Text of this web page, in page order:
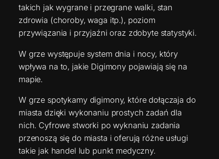
takich jak wygrane i przegrane walki, stan
zdrowia (choroby, waga itp.), poziom
przywiązania i przyjaźni oraz zdobyte statystyki.
W grze występuje system dnia i nocy, który
wpływa na to, jakie Digimony pojawiają się na
mapie.
W grze spotykamy digimony, które dołączaja do
miasta dzięki wykonaniu prostych zadań dla
nich. Cyfrowe stworki po wyknaniu zadania
przenoszą się do miasta i oferują różne usługi
takie jak handel lub punkt medyczny.